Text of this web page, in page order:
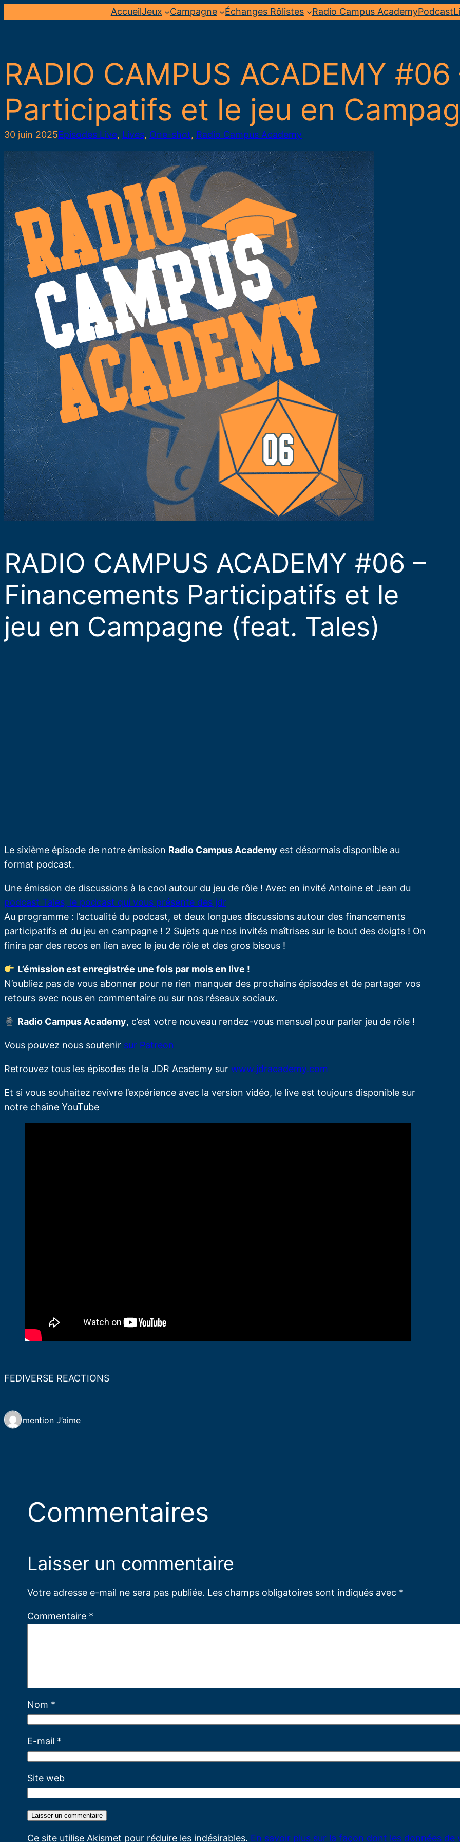
AccueilJeux Campagne Échanges Rôlistes Radio Campus AcademyPodcast
RADIO CAMPUS ACADEMY
Participatifs et le jeu en
30 juin 2025Episodes Live, Lives, One-shot, Radio Campus Academy
RADIO CAMPUS ACADEMY #06 –
Financements Participatifs et le
jeu en Campagne (feat. Tales)
Le sixième épisode de notre émission Radio Campus Academy est désormais disponible au
format podcast.
Une émission de discussions à la cool autour du jeu de rôle ! Avec en invité Antoine et Jean du
podcast Tales, le podcast qui vous présente des jdr
Au programme : l’actualité du podcast, et deux longues discussions autour des financements
participatifs et du jeu en campagne ! 2 Sujets que nos invités maîtrises sur le bout des doigts ! On
finira par des recos en lien avec le jeu de rôle et des gros bisous !
L’émission est enregistrée une fois par mois en live !
N’oubliez pas de vous abonner pour ne rien manquer des prochains épisodes et de partager vos
retours avec nous en commentaire ou sur nos réseaux sociaux.
Radio Campus Academy, c’est votre nouveau rendez-vous mensuel pour parler jeu de rôle !
Vous pouvez nous soutenir sur Patreon
Retrouvez tous les épisodes de la JDR Academy sur www.jdracademy.com
Et si vous souhaitez revivre l’expérience avec la version vidéo, le live est toujours disponible sur
notre chaîne YouTube
FEDIVERSE REACTIONS
1 mention J’aime
Commentaires
Laisser un commentaire
Votre adresse e-mail ne sera pas publiée. Les champs obligatoires sont indiqués avec *
Commentaire *
Nom *
E-mail *
Site web
Ce site utilise Akismet pour réduire les indésirables. En savoir plus sur la façon dont les données